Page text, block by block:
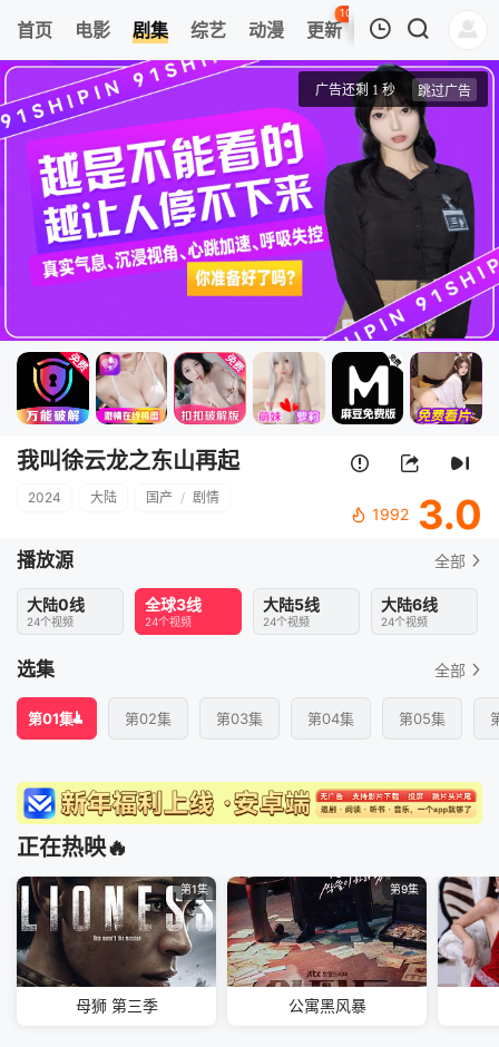
首页 电影 剧集 综艺 动漫 更新
108
热榜 APP
我的观影记录
第01集
我叫徐云龙之东山再起
清空
我叫徐云龙之东山再起
2024 大陆 国产 / 剧情
1992 3.0
播放源 全部
大陆0线
24个视频
全球3线
24个视频
大陆5线
24个视频
大陆6线
24个视频
选集 全部
第01集 第02集 第03集 第04集 第05集
正在热映🔥
第1集
母狮 第三季
第9集
公寓黑风暴